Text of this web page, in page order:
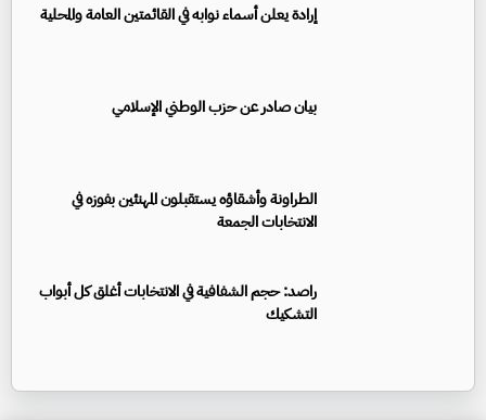
إرادة يعلن أسماء نوابه في القائمتين العامة والمحلية
بيان صادر عن حزب الوطني الإسلامي
الطراونة وأشقاؤه يستقبلون المهنئين بفوزه في
الانتخابات الجمعة
راصد: حجم الشفافية في الانتخابات أغلق كل أبواب
التشكيك